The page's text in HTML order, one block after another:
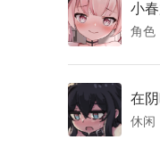
角色
休闲